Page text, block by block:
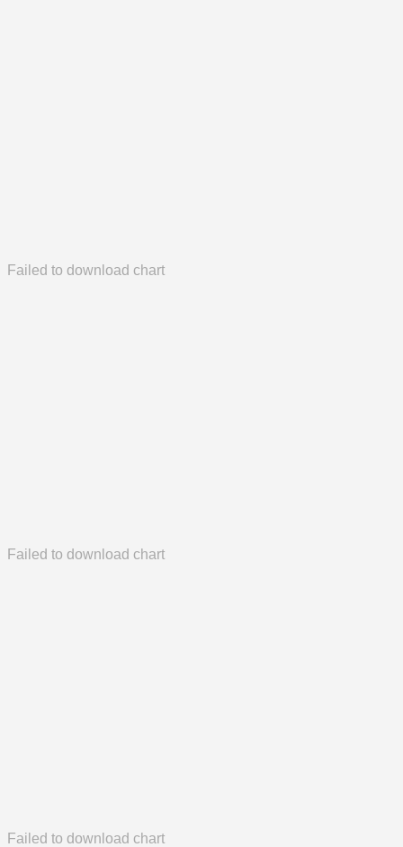
Failed to download chart
Failed to download chart
Failed to download chart